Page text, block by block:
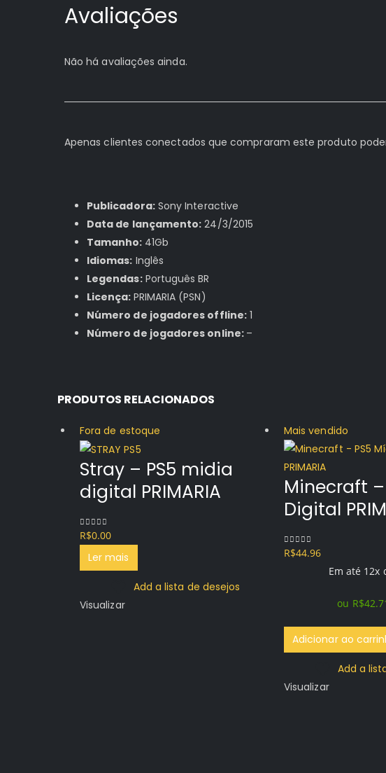
Avaliações
Não há avaliações ainda.
Apenas clientes conectados que compraram este produto
Publicadora:Sony Interactive
Data de lançamento: 24/3/2015
Tamanho: 41Gb
Idiomas: Inglês
Legendas:Português BR
Licença: PRIMARIA (PSN)
Número de jogadores offline:1
Número de jogadores online: –
PRODUTOS RELACIONADOS
Fora de estoque
Stray – PS5 midia
digital PRIMARIA
0out of 5
R$0.00
Ler mais
Add a lista de desejos
Visualizar
Mais vendido
Minecraft –
Digital
0out of 5
R$44.96
Em até 12x
ou R$
Adicionar ao
Add a
Visualizar